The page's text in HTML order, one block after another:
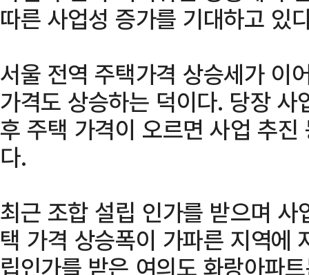
따른 사업성 증가를 기대하고 있
서울 전역 주택가격 상승세가 이
가격도 상승하는 덕이다. 당장
후 주택 가격이 오르면 사업 추
다.
최근 조합 설립 인가를 받으며
택 가격 상승폭이 가파른 지역에
립인가를 받은 여의도 화랑아파